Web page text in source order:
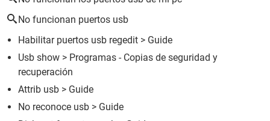
No funcionan puertos usb
Habilitar puertos usb regedit > Guide
Usb show > Programas - Copias de seguridad y
recuperación
Attrib usb > Guide
No reconoce usb > Guide